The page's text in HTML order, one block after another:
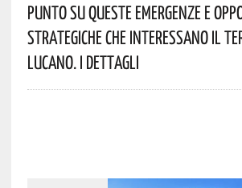
Punto Su Queste Emergenze E
Strategiche Che Interessano Il
Lucano. I Dettagli